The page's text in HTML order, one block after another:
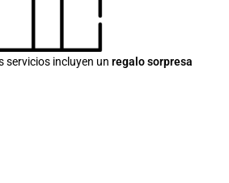
servicios incluyen un regalo sorpresa